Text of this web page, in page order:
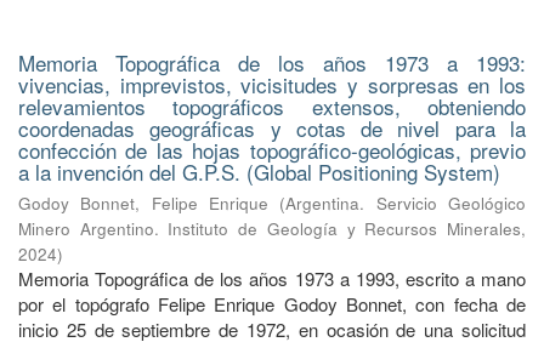
Memoria Topográfica de los años 1973 a 1993:
vivencias, imprevistos, vicisitudes y sorpresas en los
relevamientos topográficos extensos, obteniendo
coordenadas geográficas y cotas de nivel para la
confección de las hojas topográfico-geológicas, previo
a la invención del G.P.S. (Global Positioning System)
Godoy Bonnet, Felipe Enrique (Argentina. Servicio Geológico
Minero Argentino. Instituto de Geología y Recursos Minerales,
2024)
Memoria Topográfica de los años 1973 a 1993, escrito a mano
por el topógrafo Felipe Enrique Godoy Bonnet, con fecha de
inicio 25 de septiembre de 1972, en ocasión de una solicitud